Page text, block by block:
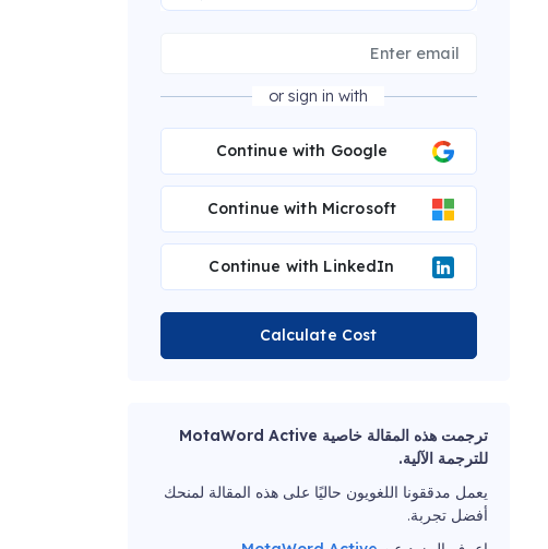
or sign in with
Continue with Google
Continue with Microsoft
Continue with LinkedIn
Calculate Cost
ترجمت هذه المقالة خاصية MotaWord Active
للترجمة الآلية.
يعمل مدققونا اللغويون حاليًا على هذه المقالة لمنحك
أفضل تجربة.